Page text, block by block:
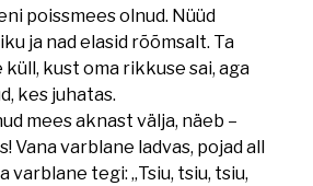
poissmees olnud. Nüüd
ja nad elasid rõõmsalt. Ta
kust oma rikkuse sai, aga
kes juhatas.
mees aknast välja, näeb –
Vana varblane ladvas, pojad all
varblane tegi: „Tsiu, tsiu, tsiu,